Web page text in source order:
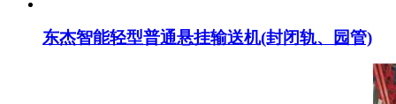
东杰智能轻型普通悬挂输送机(封闭轨、园管)